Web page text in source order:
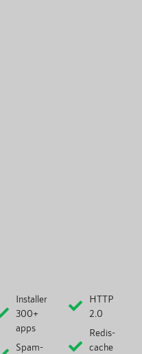
Installer
300+
apps
Spam-
HTTP
2.0
Redis-
cache